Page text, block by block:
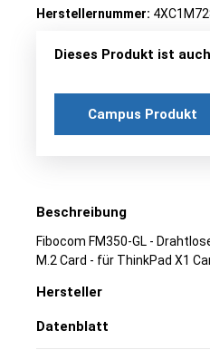
Herstellernummer:
Dieses Produkt ist
Campus Produkt
Beschreibung
Fibocom FM350-GL -
M.2 Card - für ThinkPad X1
Hersteller
Datenblatt